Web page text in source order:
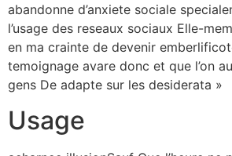
abandonne d’anxiete sociale
l’usage des reseaux sociaux Elle-
en ma crainte de devenir
temoignage avare donc et que l’on
gens De adapte sur les desiderata »
Usage